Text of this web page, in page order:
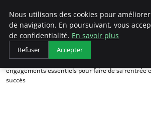
LECFCM
Accueil
Stratégies d'entrepreneuriat
engagements essentiels pour faire de sa rentrée
succès
Nous utilisons des cookies pour
de navigation. En poursuivant, vous
de confidentialité. En savoir plus
Refuser Accepter